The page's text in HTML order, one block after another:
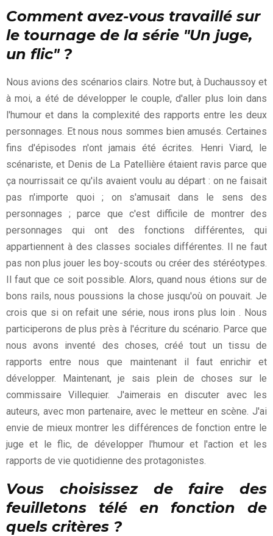
Comment avez-vous travaillé sur
le tournage de la série "Un juge,
un flic" ?
Nous avions des scénarios clairs. Notre but, à Duchaussoy et
à moi, a été de développer le couple, d'aller plus loin dans
l'humour et dans la complexité des rapports entre les deux
personnages. Et nous nous sommes bien amusés. Certaines
fins d'épisodes n'ont jamais été écrites. Henri Viard, le
scénariste, et Denis de La Patellière étaient ravis parce que
ça nourrissait ce qu'ils avaient voulu au départ : on ne faisait
pas n'importe quoi ; on s'amusait dans le sens des
personnages ; parce que c'est difficile de montrer des
personnages qui ont des fonctions différentes, qui
appartiennent à des classes sociales différentes. Il ne faut
pas non plus jouer les boy-scouts ou créer des stéréotypes.
Il faut que ce soit possible. Alors, quand nous étions sur de
bons rails, nous poussions la chose jusqu'où on pouvait. Je
crois que si on refait une série, nous irons plus loin . Nous
participerons de plus près à l'écriture du scénario. Parce que
nous avons inventé des choses, créé tout un tissu de
rapports entre nous que maintenant il faut enrichir et
développer. Maintenant, je sais plein de choses sur le
commissaire Villequier. J'aimerais en discuter avec les
auteurs, avec mon partenaire, avec le metteur en scène. J'ai
envie de mieux montrer les différences de fonction entre le
juge et le flic, de développer l'humour et l'action et les
rapports de vie quotidienne des protagonistes.
Vous choisissez de faire des
feuilletons télé en fonction de
quels critères ?